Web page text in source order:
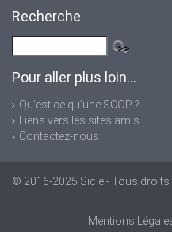
Recherche
Pour aller plus loin...
Qu’est ce qu’une SCOP ?
Liens vers les sites amis
Contactez-nous
© 2016-2025 Sicle- Tous droits
Mentions